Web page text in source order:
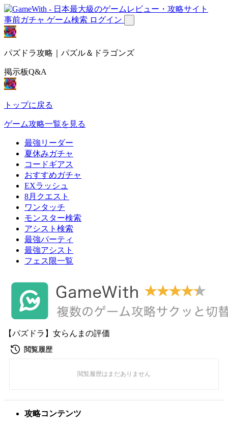
事前ガチャ ゲーム検索 ログイン
パズドラ攻略｜パズル＆ドラゴンズ
掲示板Q&A
トップに戻る
ゲーム攻略一覧を見る
最強リーダー
夏休みガチャ
コードギアス
おすすめガチャ
EXラッシュ
8月クエスト
ワンタッチ
モンスター検索
アシスト検索
最強パーティ
最強アシスト
フェス限一覧
【パズドラ】女らんまの評価
攻略コンテンツ